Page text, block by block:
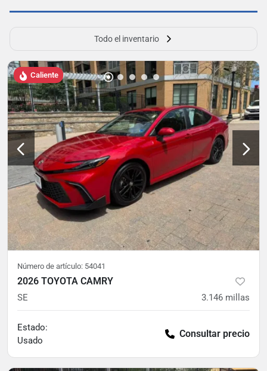
Todo el inventario
Caliente
Número de artículo: 54041
2026 TOYOTA CAMRY
SE 3.146 millas
Estado:
Usado
Consultar precio